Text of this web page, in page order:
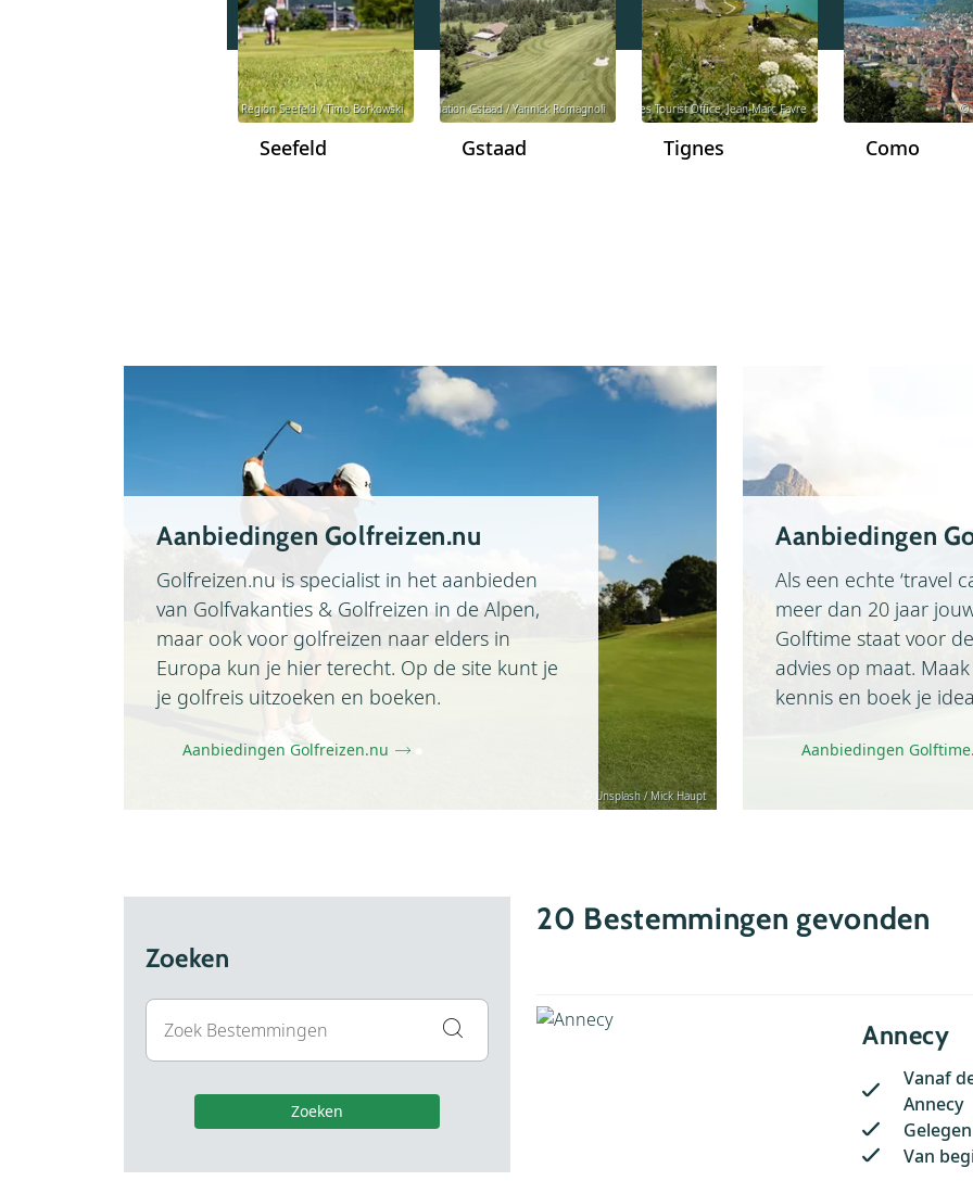
© Region Seefeld / Timo Borkowski
Seefeld
© Destination Gstaad / Yannick Romagnoli
Gstaad
© Tignes Tourist Office, Jean-Marc Favre
Tignes
©
Como
© Unsplash / Mick Haupt
Aanbiedingen Golfreizen.nu
Golfreizen.nu is specialist in het aanbieden
van Golfvakanties & Golfreizen in de Alpen,
maar ook voor golfreizen naar elders in
Europa kun je hier terecht. Op de site kunt je
je golfreis uitzoeken en boeken.
Aanbiedingen Golfreizen.nu
Aanbiedingen
Als een echte ‘travel
meer dan 20 jaar
Golftime staat voor
advies op maat.
kennis en boek je
Aanbiedingen
Zoeken
Zoeken
20 Bestemmingen gevonden
Annecy
Vanaf
Annecy
Van